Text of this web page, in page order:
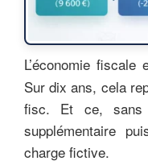
L’économie
Sur dix ans, cela
fisc. Et ce, sans
supplémentaire
charge fictive.